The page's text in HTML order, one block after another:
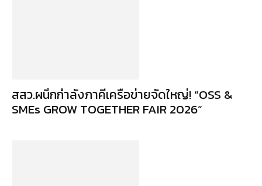
สสว.ผนึกกำลังภาคีเครือข่ายจัดใหญ่! “OSS &
SMEs GROW TOGETHER FAIR 2026”